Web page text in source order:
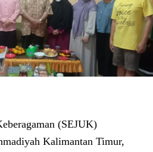
(SEJUK)
Kalimantan Timur,